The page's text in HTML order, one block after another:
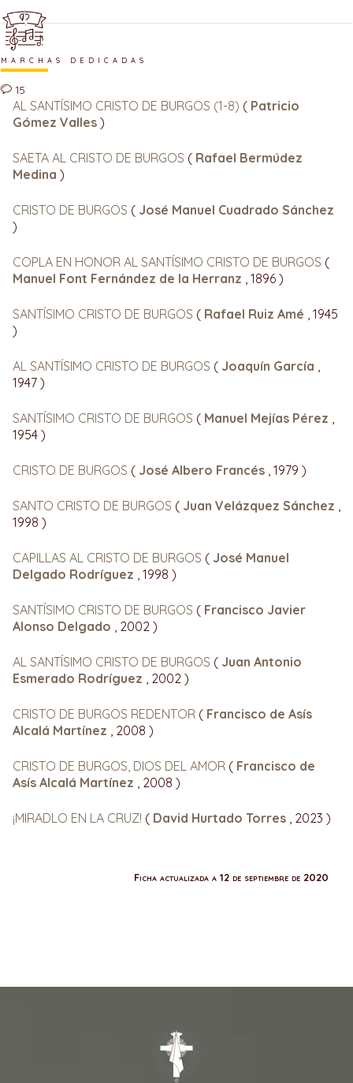
MARCHAS DEDICADAS
15
AL SANTÍSIMO CRISTO DE BURGOS (1-8) ( Patricio
Gómez Valles )
SAETA AL CRISTO DE BURGOS ( Rafael Bermúdez
Medina )
CRISTO DE BURGOS ( José Manuel Cuadrado Sánchez
)
COPLA EN HONOR AL SANTÍSIMO CRISTO DE BURGOS (
Manuel Font Fernández de la Herranz , 1896 )
SANTÍSIMO CRISTO DE BURGOS ( Rafael Ruiz Amé , 1945
)
AL SANTÍSIMO CRISTO DE BURGOS ( Joaquín García
1947 )
SANTÍSIMO CRISTO DE BURGOS ( Manuel Mejías Pérez
1954 )
CRISTO DE BURGOS ( José Albero Francés , 1979 )
SANTO CRISTO DE BURGOS ( Juan Velázquez Sánchez
1998 )
CAPILLAS AL CRISTO DE BURGOS ( José Manuel
Delgado Rodríguez , 1998 )
SANTÍSIMO CRISTO DE BURGOS ( Francisco Javier
Alonso Delgado
, 2002 )
AL SANTÍSIMO CRISTO DE BURGOS ( Juan Antonio
Esmerado Rodríguez
, 2002 )
CRISTO DE BURGOS REDENTOR ( Francisco de Asís
Alcalá Martínez
, 2008 )
CRISTO DE BURGOS, DIOS DEL AMOR ( Francisco de
Asís Alcalá Martínez
, 2008 )
¡MIRADLO EN LA CRUZ! ( David Hurtado Torres , 2023 )
Ficha actualizada a 12 de septiembre de 2020